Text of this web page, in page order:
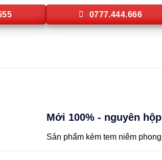
0777.444.666
Mới 100% - nguyên hộp
Sản phẩm kèm tem niêm phong